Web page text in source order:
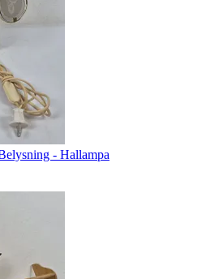
- Hallampa